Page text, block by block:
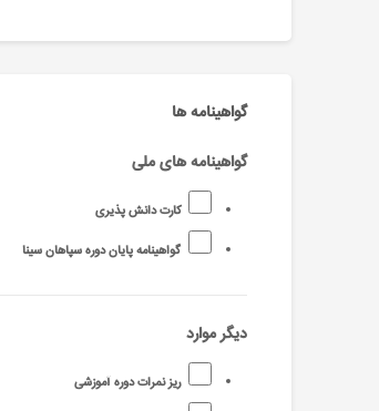
گواهینامه ها
گواهینامه های ملی
کارت دانش پذیری
گواهینامه پایان دوره سپاهان سینا
دیگر موارد
ریز نمرات دوره آموزشی